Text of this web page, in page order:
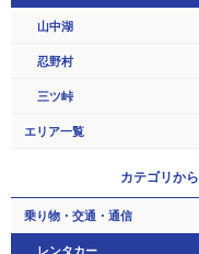
山中湖
忍野村
三ツ峠
エリア一覧
カテゴリから
乗り物・交通・通信
レンタカー